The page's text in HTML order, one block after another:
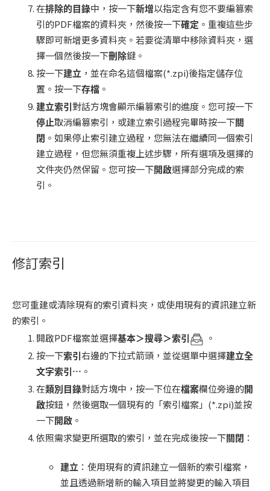
在排除的目錄中，按一下新增以指定含有您不要編篡索
引的PDF檔案的資料夾，然後按一下確定 。重複這些步
驟即可新增更多資料夾。若要從清單中移除資料夾，選
擇一個然後按一下刪除鍵。
按一下建立 ，並在命名這個檔案(*.zpi)後指定儲存位
置。按一下存檔 。
建立索引對話方塊會顯示編篡索引的進度。您可按一下
停止取消編篡索引，或建立索引過程完畢時按一下關
閉 。如果停止索引建立過程，您無法在繼續同一個索引
建立過程，但您無須重複上述步驟，所有選項及選擇的
文件夾仍然保留。您可按一下開啟選擇部分完成的索
引。
修訂索引
您可重建或清除現有的索引資料夾，或使用現有的資訊建立新
的索引。
開啟PDF檔案並選擇基本＞搜尋＞索引
。
按一下索引右邊的下拉式箭頭，並從選單中選擇建立全
文字索引… 。
在類別目錄對話方塊中，按一下位在檔案欄位旁邊的開
啟按鈕，然後選取一個現有的「索引檔案」(*.zpi)並按
一下開啟 。
依照需求變更所選取的索引，並在完成後按一下關閉 ：
建立 ：使用現有的資訊建立一個新的索引檔案，
並且透過新增新的輸入項目並將變更的輸入項目